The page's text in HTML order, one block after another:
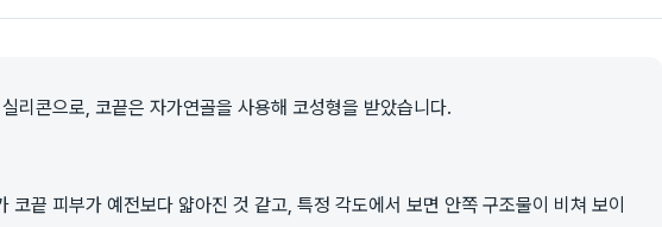
리콘으로, 코끝은 자가연골을 사용해 코성형을 받았습니다.
코끝 피부가 예전보다 얇아진 것 같고, 특정 각도에서 보면 안쪽 구조물이 비쳐 보이